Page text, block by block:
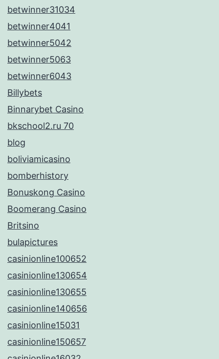
betwinner31034
betwinner4041
betwinner5042
betwinner5063
betwinner6043
Billybets
Binnarybet Casino
bkschool2.ru 70
blog
boliviamicasino
bomberhistory
Bonuskong Casino
Boomerang Casino
Britsino
bulapictures
casinionline100652
casinionline130654
casinionline130655
casinionline140656
casinionline15031
casinionline150657